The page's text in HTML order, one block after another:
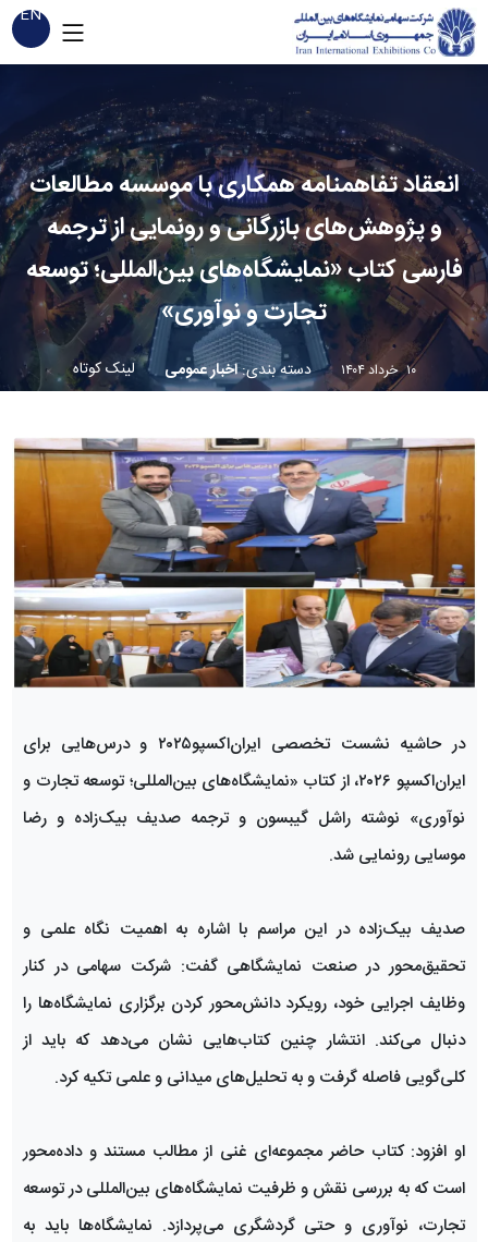
EN
انعقاد تفاهمنامه همکاری با موسسه مطالعات
و پژوهش‌های بازرگانی و رونمایی از ترجمه
فارسی کتاب «نمایشگاه‌های بین‌المللی؛ توسعه
تجارت و نوآوری»
۱۰ خرداد ۱۴۰۴ دسته بندی:اخبار عمومی لینک کوتاه
در حاشیه نشست تخصصی ایران‌اکسپو۲۰۲۵ و درس‌هایی برای
ایران‌اکسپو ۲۰۲۶، از کتاب «نمایشگاه‌های بین‌المللی؛ توسعه تجارت و
نوآوری» نوشته راشل گیبسون و ترجمه صدیف بیک‌زاده و رضا
موسایی رونمایی شد.
صدیف بیک‌زاده در این مراسم با اشاره به اهمیت نگاه علمی و
تحقیق‌محور در صنعت نمایشگاهی گفت: شرکت سهامی در کنار
وظایف اجرایی خود، رویکرد دانش‌محور کردن برگزاری نمایشگاه‌ها را
دنبال می‌کند. انتشار چنین کتاب‌هایی نشان می‌دهد که باید از
کلی‌گویی فاصله گرفت و به تحلیل‌های میدانی و علمی تکیه کرد.
او افزود: کتاب حاضر مجموعه‌ای غنی از مطالب مستند و داده‌محور
است که به بررسی نقش و ظرفیت نمایشگاه‌های بین‌المللی در توسعه
تجارت، نوآوری و حتی گردشگری می‌پردازد. نمایشگاه‌ها باید به